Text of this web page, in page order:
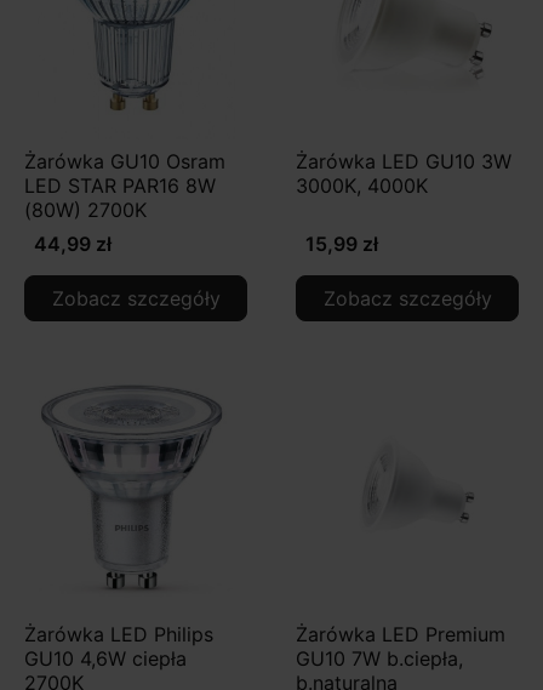
Żarówka GU10 Osram
LED STAR PAR16 8W
(80W) 2700K
44,99 zł
Zobacz szczegóły
Żarówka LED GU10 3W
3000K, 4000K
15,99 zł
Zobacz szczegóły
Żarówka LED Philips
GU10 4,6W ciepła
2700K
Żarówka LED Premium
GU10 7W b.ciepła,
b.naturalna